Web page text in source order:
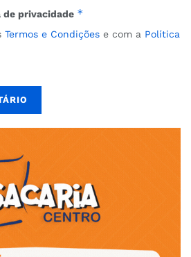
de privacidade *
Termos e Condições e com a Política